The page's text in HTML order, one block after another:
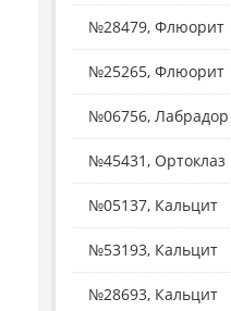
№28479, Флюорит
№25265, Флюорит
№06756, Лабрадор
№45431, Ортоклаз
№05137, Кальцит
№53193, Кальцит
№28693, Кальцит